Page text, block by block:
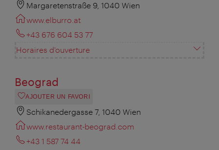
Margaretenstraße 9, 1040 Wien
www.elburro.at
+43 676 604 53 77
Horaires d'ouverture
Beograd
AJOUTER UN FAVORI
Schikanedergasse 7, 1040 Wien
www.restaurant-beograd.com
+43 1 587 74 44